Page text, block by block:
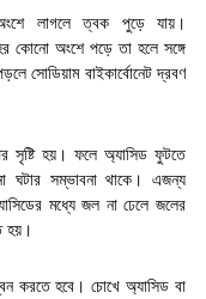
লাগলে ত্বক পুড়ে যায়।
কোনো অংশে পড়ে তা হলে সঙ্গে
সোডিয়াম বাইকার্বোনেট দ্রবণ
সৃষ্টি হয়। ফলে অ্যাসিড ফুটতে
ঘটার সম্ভাবনা থাকে। এজন্য
মধ্যে জল না ঢেলে জলের
হয় ।
করতে হবে। চোখে অ্যাসিড বা